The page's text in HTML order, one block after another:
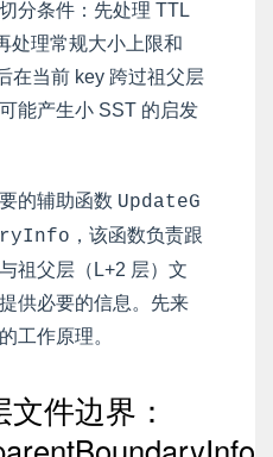
分条件：先处理 TTL
处理常规大小上限和
在当前 key 跨过祖父层
能产生小 SST 的启发
的辅助函数 UpdateG
，该函数负责跟
祖父层（L+2 层）文
供必要的信息。先来
工作原理。
件边界：